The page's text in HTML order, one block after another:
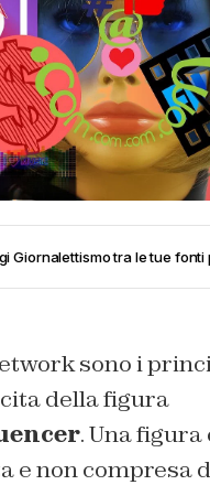
Giornalettismo tra le tue
sono i
della figura
. Una figura
e non compresa